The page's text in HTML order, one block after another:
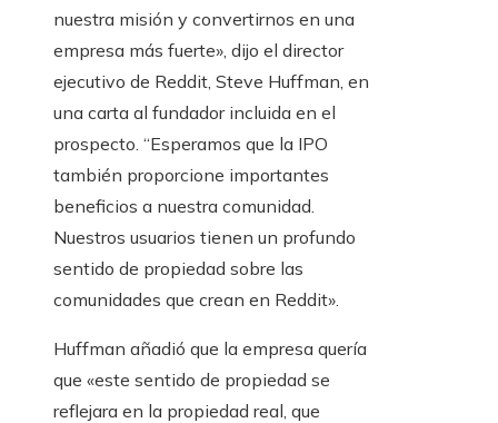
nuestra misión y convertirnos en una
empresa más fuerte», dijo el director
ejecutivo de Reddit, Steve Huffman, en
una carta al fundador incluida en el
prospecto. “Esperamos que la IPO
también proporcione importantes
beneficios a nuestra comunidad.
Nuestros usuarios tienen un profundo
sentido de propiedad sobre las
comunidades que crean en Reddit».
Huffman añadió que la empresa quería
que «este sentido de propiedad se
reflejara en la propiedad real, que